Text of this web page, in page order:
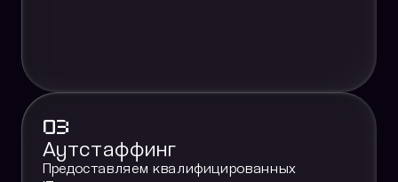
03
Аутстаффинг
Предоставляем квалифицированных